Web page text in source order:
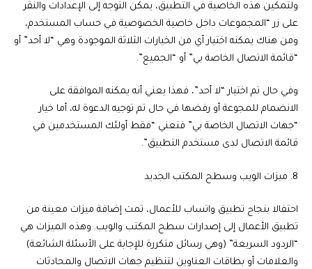
ولتمكين هذه الخاصية في التطبيق، يمكن التوجه إلى الإعدادات والنقر
على زر “المجموعات داخل خاصية الخصوصية في حساب المستخدم،
ومن هناك يمكنه اختيار أي من الخيارات الثلاثة الموجودة وهي “لا أحد” أو
“قائمة الاتصال الخاصة بي” أو “الجميع”.
وفي حال تم اختيار “لا أحد”، فهذا يعني أنه يمكنه الموافقة على
الانضمام للمجوعة أو رفضها في حال تم توجيه الدعوة له، أما خيار
“جهات الاتصال الخاصة بي” فتعني “فقط أولئك المستخدمين في
قائمة الاتصال لدى مستخدم التطبيق”.
8. ميزات الويب وسطح المكتب الجديد
احتفالا بنجاح تطبيق واتساب للأعمال، تمت إضافة ميزات معينة من
تطبيق الأعمال إلى إصدارات سطح المكتب والويب. وهذه الميزات هي
“الردود السريعة” (وهي رسائل متكررة للإجابة على الأسئلة الشائعة)
والعلامات أو بطاقات العناوين لتنظيم جهات الاتصال والمحادثات